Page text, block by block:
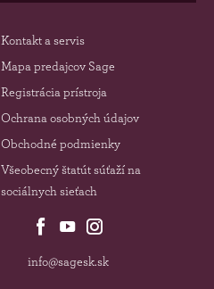
Kontakt a servis
Mapa predajcov Sage
Registrácia prístroja
Ochrana osobných údajov
Obchodné podmienky
Všeobecný štatút súťaží na
sociálnych sieťach
info@sagesk.sk